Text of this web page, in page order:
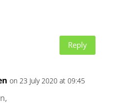
Reply
on 23 July 2020 at 09:45